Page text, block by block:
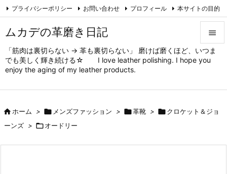
ムカデの革磨き日記
「筋肉は裏切らない → 革も裏切らない」 磨けば磨くほど、いつま
でも美しく輝き続ける☆ I love leather polishing. I hope you
enjoy the aging of my leather products.


メニュ
サイド

前へ
プライバシーポリシー お問い合わせ プロフィール 本サイトの目的
ムカデの趣味 
ホーム >  メンズファッション > 革靴 > クロケット＆ジョ
ーンズ > オードリー